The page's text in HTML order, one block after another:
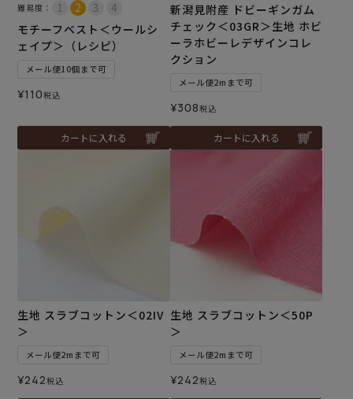
難易度：
モチーフベスト＜ウールシ
ェイプ＞（レシピ）
メール便10個まで可
¥110税込
カートに入れる
新潟見附産 ドビーギンガム
チェック＜03GR＞生地 ホビ
ーラホビーレデザインコレ
クション
メール便2mまで可
¥308税込
カートに入れる
生地 スラブコットン＜02IV
＞
メール便2mまで可
¥242税込
生地 スラブコットン＜50P
＞
メール便2mまで可
¥242税込